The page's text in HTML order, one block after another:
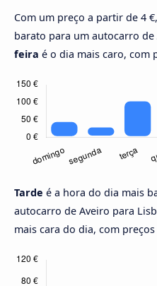
Com um preço a partir de 4 €,
barato para um autocarro de
feira é o dia mais caro, com
Tarde é a hora do dia mais
autocarro de Aveiro para
mais cara do dia, com